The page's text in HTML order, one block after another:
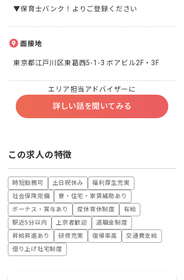
▼保育士バンク！よりご登録ください
面接地
東京都江戸川区東葛西5-1-3 ボアビル2F・3F
エリア担当アドバイザーに
詳しい話を聞いてみる
この求人の特徴
時短勤務可 土日祝休み
福利厚生充実
社会保険完備
寮・住宅・家賃補助あり
ボーナス・賞与あり
産休育休制度
有給
駅近5分以内
上京者歓迎
退職金制度
昇給昇進あり
研修充実 復帰率高
交通費支給
借り上げ社宅制度